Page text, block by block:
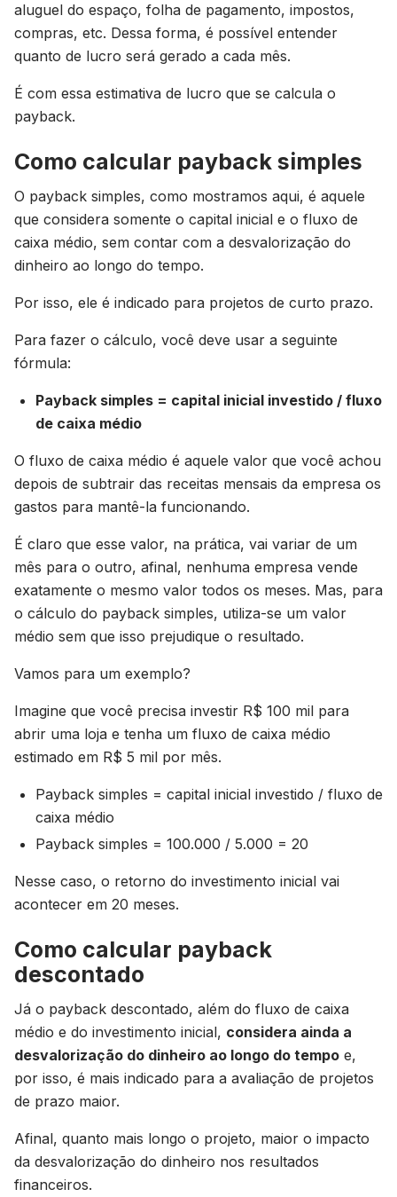
aluguel do espaço, folha de pagamento, impostos,
compras, etc. Dessa forma, é possível entender
quanto de lucro será gerado a cada mês.
É com essa estimativa de lucro que se calcula o
payback.
Como calcular payback simples
O payback simples, como mostramos aqui, é aquele
que considera somente o capital inicial e o fluxo de
caixa médio, sem contar com a desvalorização do
dinheiro ao longo do tempo.
Por isso, ele é indicado para projetos de curto prazo.
Para fazer o cálculo, você deve usar a seguinte
fórmula:
Payback simples = capital inicial investido / fluxo
de caixa médio
O fluxo de caixa médio é aquele valor que você achou
depois de subtrair das receitas mensais da empresa os
gastos para mantê-la funcionando.
É claro que esse valor, na prática, vai variar de um
mês para o outro, afinal, nenhuma empresa vende
exatamente o mesmo valor todos os meses. Mas, para
o cálculo do payback simples, utiliza-se um valor
médio sem que isso prejudique o resultado.
Vamos para um exemplo?
Imagine que você precisa investir R$ 100 mil para
abrir uma loja e tenha um fluxo de caixa médio
estimado em R$ 5 mil por mês.
Payback simples = capital inicial investido / fluxo de
caixa médio
Payback simples = 100.000 / 5.000 = 20
Nesse caso, o retorno do investimento inicial vai
acontecer em 20 meses.
Como calcular payback
descontado
Já o payback descontado, além do fluxo de caixa
médio e do investimento inicial, considera ainda a
desvalorização do dinheiro ao longo do tempo e,
por isso, é mais indicado para a avaliação de projetos
de prazo maior.
Afinal, quanto mais longo o projeto, maior o impacto
da desvalorização do dinheiro nos resultados
financeiros.